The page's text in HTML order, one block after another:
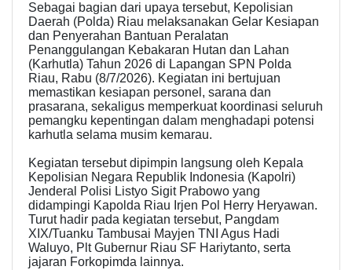
Sebagai bagian dari upaya tersebut, Kepolisian
Daerah (Polda) Riau melaksanakan Gelar Kesiapan
dan Penyerahan Bantuan Peralatan
Penanggulangan Kebakaran Hutan dan Lahan
(Karhutla) Tahun 2026 di Lapangan SPN Polda
Riau, Rabu (8/7/2026). Kegiatan ini bertujuan
memastikan kesiapan personel, sarana dan
prasarana, sekaligus memperkuat koordinasi seluruh
pemangku kepentingan dalam menghadapi potensi
karhutla selama musim kemarau.
Kegiatan tersebut dipimpin langsung oleh Kepala
Kepolisian Negara Republik Indonesia (Kapolri)
Jenderal Polisi Listyo Sigit Prabowo yang
didampingi Kapolda Riau Irjen Pol Herry Heryawan.
Turut hadir pada kegiatan tersebut, Pangdam
XIX/Tuanku Tambusai Mayjen TNI Agus Hadi
Waluyo, Plt Gubernur Riau SF Hariytanto, serta
jajaran Forkopimda lainnya.